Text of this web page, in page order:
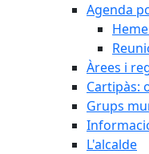
Agenda
Àrees i
Cartipàs:
Grups
L'alcalde